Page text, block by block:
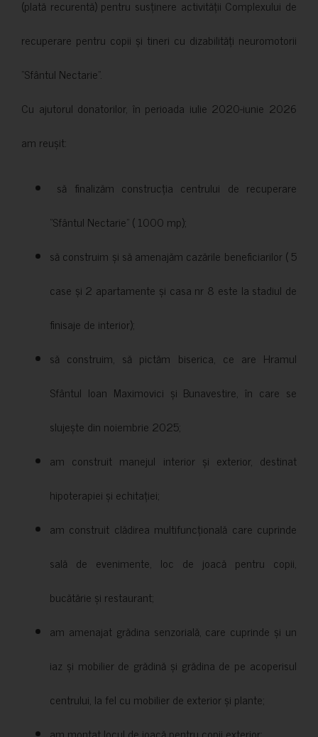
(plată recurentă) pentru susținere activității Complexului de
recuperare pentru copii și tineri cu dizabilități neuromotorii
”Sfântul Nectarie”.
Cu ajutorul donatorilor, în perioada iulie 2020-iunie 2026
am reușit:
să finalizăm construcția centrului de recuperare
”Sfântul Nectarie” ( 1000 mp);
să construim și să amenajăm cazările beneficiarilor ( 5
case și 2 apartamente și casa nr 8 este la stadiul de
finisaje de interior);
să construim, să pictăm biserica, ce are Hramul
Sfântul Ioan Maximovici și Bunavestire, în care se
slujește din noiembrie 2025;
am construit manejul interior și exterior, destinat
hipoterapiei și echitației;
am construit clădirea multifuncțională care cuprinde
sală de evenimente, loc de joacă pentru copii,
bucătărie și restaurant;
am amenajat grădina senzorială, care cuprinde și un
iaz și mobilier de grădină și grădina de pe acoperisul
centrului, la fel cu mobilier de exterior și plante;